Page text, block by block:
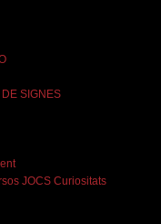
DE SIGNES
JOCS Curiositats